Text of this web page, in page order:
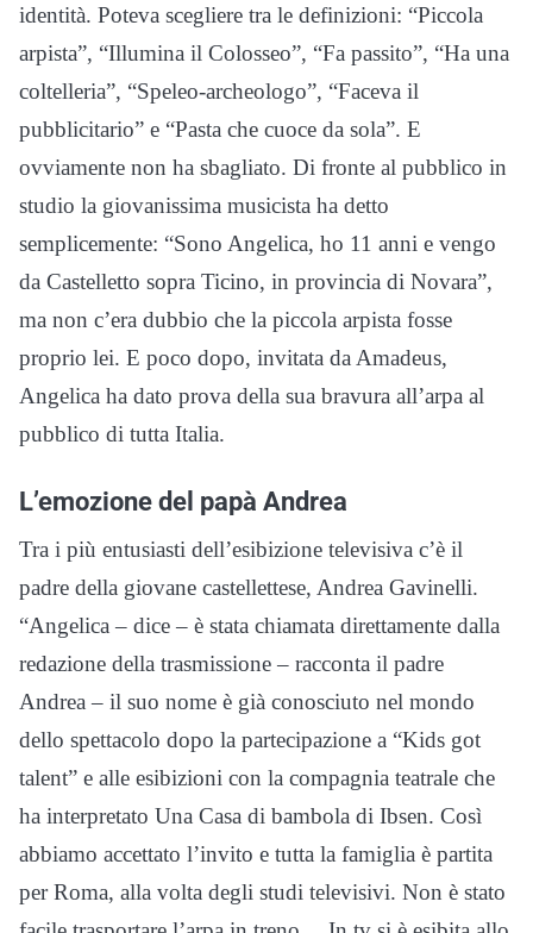
identità. Poteva scegliere tra le definizioni: “Piccola
arpista”, “Illumina il Colosseo”, “Fa passito”, “Ha una
coltelleria”, “Speleo-archeologo”, “Faceva il
pubblicitario” e “Pasta che cuoce da sola”. E
ovviamente non ha sbagliato. Di fronte al pubblico in
studio la giovanissima musicista ha detto
semplicemente: “Sono Angelica, ho 11 anni e vengo
da Castelletto sopra Ticino, in provincia di Novara”,
ma non c’era dubbio che la piccola arpista fosse
proprio lei. E poco dopo, invitata da Amadeus,
Angelica ha dato prova della sua bravura all’arpa al
pubblico di tutta Italia.
L’emozione del papà Andrea
Tra i più entusiasti dell’esibizione televisiva c’è il
padre della giovane castellettese, Andrea Gavinelli.
“Angelica – dice – è stata chiamata direttamente dalla
redazione della trasmissione – racconta il padre
Andrea – il suo nome è già conosciuto nel mondo
dello spettacolo dopo la partecipazione a “Kids got
talent” e alle esibizioni con la compagnia teatrale che
ha interpretato Una Casa di bambola di Ibsen. Così
abbiamo accettato l’invito e tutta la famiglia è partita
per Roma, alla volta degli studi televisivi. Non è stato